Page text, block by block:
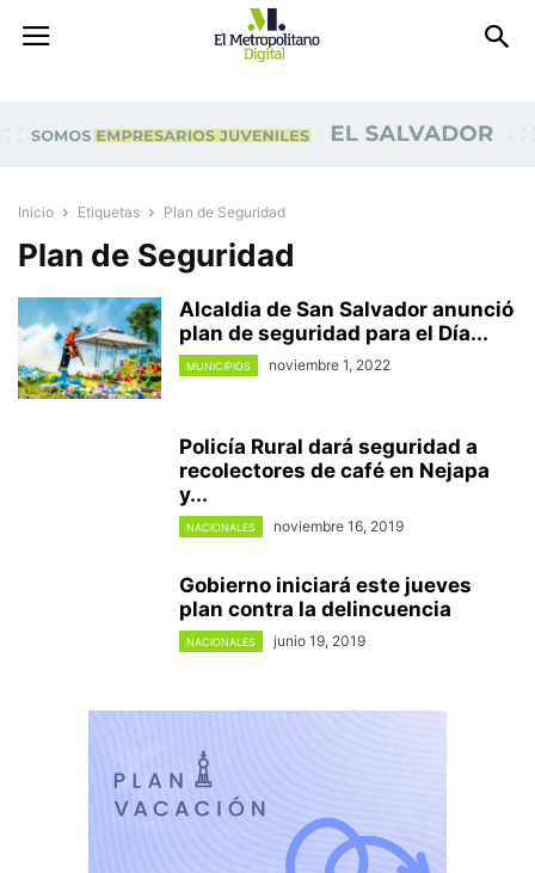
Inicio Etiquetas Plan de Seguridad
Plan de Seguridad
Alcaldia de San Salvador anunció
plan de seguridad para el Día...
MUNICIPIOS noviembre 1, 2022
Policía Rural dará seguridad a
recolectores de café en Nejapa
y...
NACIONALES noviembre 16, 2019
Gobierno iniciará este jueves
plan contra la delincuencia
NACIONALES junio 19, 2019